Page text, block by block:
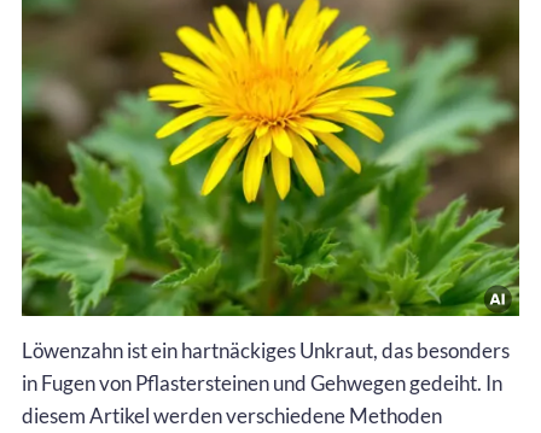
Löwenzahn ist ein hartnäckiges Unkraut, das besonders
in Fugen von Pflastersteinen und Gehwegen gedeiht. In
diesem Artikel werden verschiedene Methoden